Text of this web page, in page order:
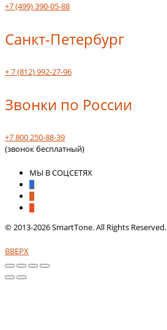
+7 (499) 390-05-88
Санкт-Петербург
+ 7 (812) 992-27-96
Звонки по России
+7 800 250-88-39
(звонок бесплатный)
МЫ В СОЦСЕТЯХ
© 2013-2026 SmartTone. All Rights Reserved.
ВВЕРХ